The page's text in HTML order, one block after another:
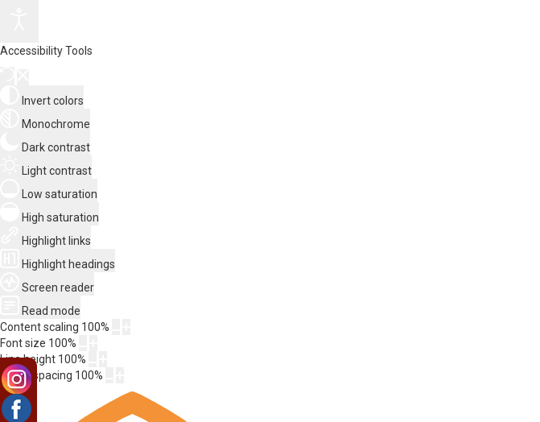
Accessibility Tools
Invert colors
Monochrome
Dark contrast
Light contrast
Low saturation
High saturation
Highlight links
Highlight headings
Screen reader
Read mode
Content scaling 100%
Font size 100%
Line height 100%
Letter spacing 100%